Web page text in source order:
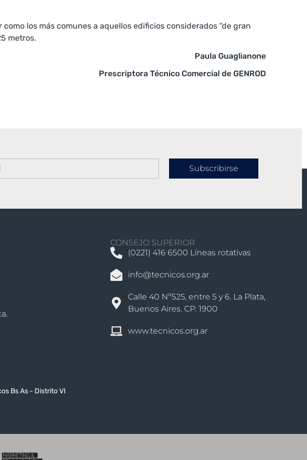
los más comunes a aquellos edificios considerados “de gran
metros.
Paula Guaglianone
Prescriptora Técnico Comercial de GENROD
Subscribirse
CONSEJO SUPERIOR
(0221) 416 6500 Líneas rotativas
info@tecnicos.org.ar
Calle 40 Nº525, entre 5 y 6. La Plata,
Buenos Aires. CP: 1900
www.tecnicos.org.ar
Bs As - Distrito VI